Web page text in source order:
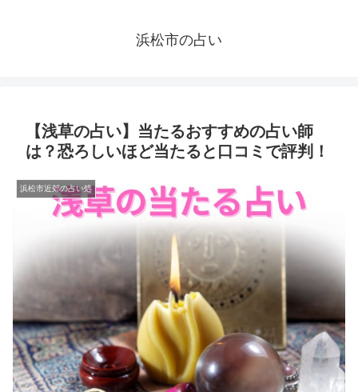
浜松市の占い
【浅草の占い】当たるおすすめの占い師
は？恐ろしいほど当たると口コミで評判！
浜松市近郊の占い処